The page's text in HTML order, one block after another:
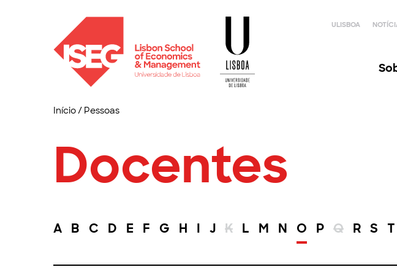
ULISBOA
Início/ Pessoas
Docentes
A B C D E F G H I J K L M N O P Q R S T